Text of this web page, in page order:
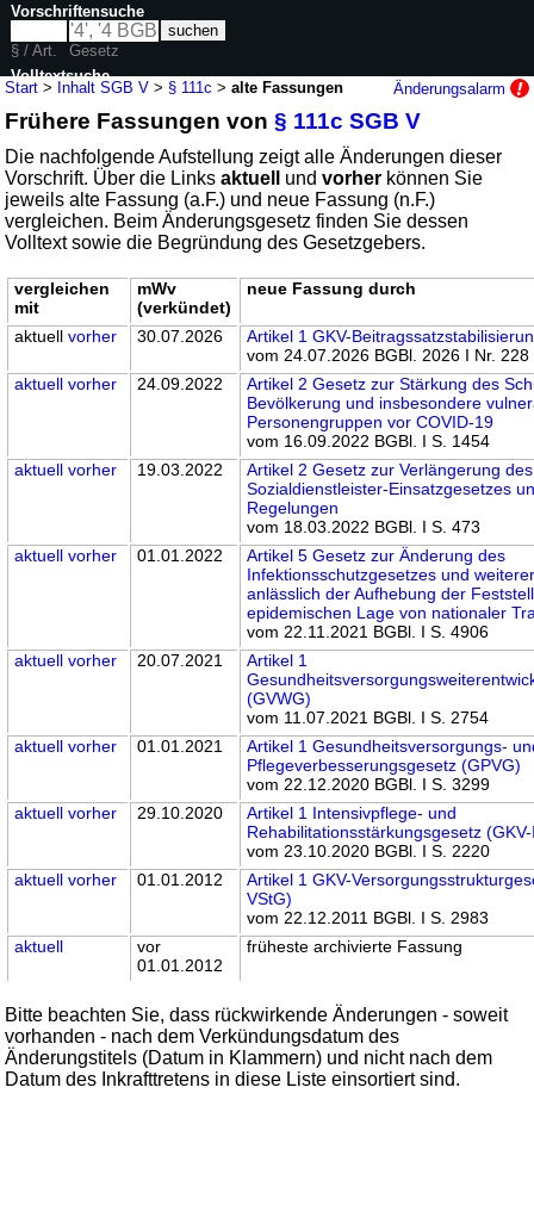
Start > Inhalt SGB V > § 111c >alte Fassungen Änderungsalarm
Frühere Fassungen von§ 111c SGB V
Die nachfolgende Aufstellung zeigt alle Änderungen dieser
Vorschrift. Über die Linksaktuell undvorher können Sie
jeweils alte Fassung (a.F.) und neue Fassung (n.F.)
vergleichen. Beim Änderungsgesetz finden Sie dessen
Volltext sowie die Begründung des Gesetzgebers.
vergleichen
mit
mWv
(verkündet)
neue Fassung durch
aktuellvorher 30.07.2026
Artikel 1 GKV-
vom 24.07.2026 BGBl. 2026 I Nr. 228
aktuell vorher 24.09.2022
Artikel 2 Gesetz zur Stärkung des
Bevölkerung und insbesondere
Personengruppen vor COVID-19
vom 16.09.2022 BGBl. I S. 1454
aktuell vorher 19.03.2022
Artikel 2 Gesetz zur Verlängerung des
Sozialdienstleister-Einsatzgesetzes
Regelungen
vom 18.03.2022 BGBl. I S. 473
aktuell vorher 01.01.2022
Artikel 5 Gesetz zur Änderung des
Infektionsschutzgesetzes und
anlässlich der Aufhebung der
epidemischen Lage von nationaler
vom 22.11.2021 BGBl. I S. 4906
aktuell vorher 20.07.2021
Artikel 1
(GVWG)
vom 11.07.2021 BGBl. I S. 2754
aktuell vorher 01.01.2021
Artikel 1 Gesundheitsversorgungs-
Pflegeverbesserungsgesetz (GPVG)
vom 22.12.2020 BGBl. I S. 3299
aktuell vorher 29.10.2020
Artikel 1 Intensivpflege- und
Rehabilitationsstärkungsgesetz
vom 23.10.2020 BGBl. I S. 2220
aktuell vorher 01.01.2012
Artikel 1 GKV-
VStG)
vom 22.12.2011 BGBl. I S. 2983
aktuell
vor
01.01.2012
früheste archivierte Fassung
Bitte beachten Sie, dass rückwirkende Änderungen - soweit
vorhanden - nach dem Verkündungsdatum des
Änderungstitels (Datum in Klammern) und nicht nach dem
Datum des Inkrafttretens in diese Liste einsortiert sind.
Vorschriftensuche
§ / Art.
Gesetz
Volltextsuche
nur in SGB V